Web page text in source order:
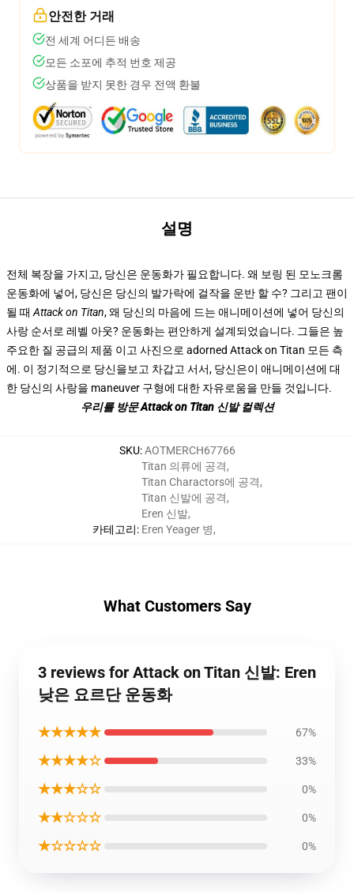
안전한 거래
전 세계 어디든 배송
모든 소포에 추적 번호 제공
상품을 받지 못한 경우 전액 환불
설명
전체 복장을 가지고, 당신은 운동화가 필요합니다. 왜 보링 된 모노크롬
운동화에 넣어, 당신은 당신의 발가락에 걸작을 운반 할 수? 그리고 팬이
될 때 Attack on Titan, 왜 당신의 마음에 드는 애니메이션에 넣어 당신의
사랑 순서로 레벨 아웃? 운동화는 편안하게 설계되었습니다. 그들은 높
주요한 질 공급의 제품 이고 사진으로 adorned Attack on Titan 모든 측
에. 이 정기적으로 당신을보고 차갑고 서서, 당신은이 애니메이션에 대
한 당신의 사랑을 maneuver 구형에 대한 자유로움을 만들 것입니다.
우리를 방문 Attack on Titan 신발 컬렉션
SKU:AOTMERCH67766
카테고리:
Titan 의류에 공격,
Titan Charactors에 공격,
Titan 신발에 공격,
Eren 신발,
Eren Yeager 병,
What Customers Say
3 reviews for Attack on Titan 신발: Eren
낮은 요르단 운동화
★★★★★ 67%
★★★★☆ 33%
★★★☆☆ 0%
★★☆☆☆ 0%
★☆☆☆☆ 0%